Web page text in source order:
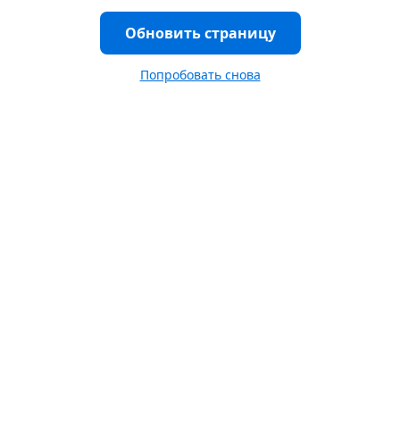
Обновить страницу
Попробовать снова